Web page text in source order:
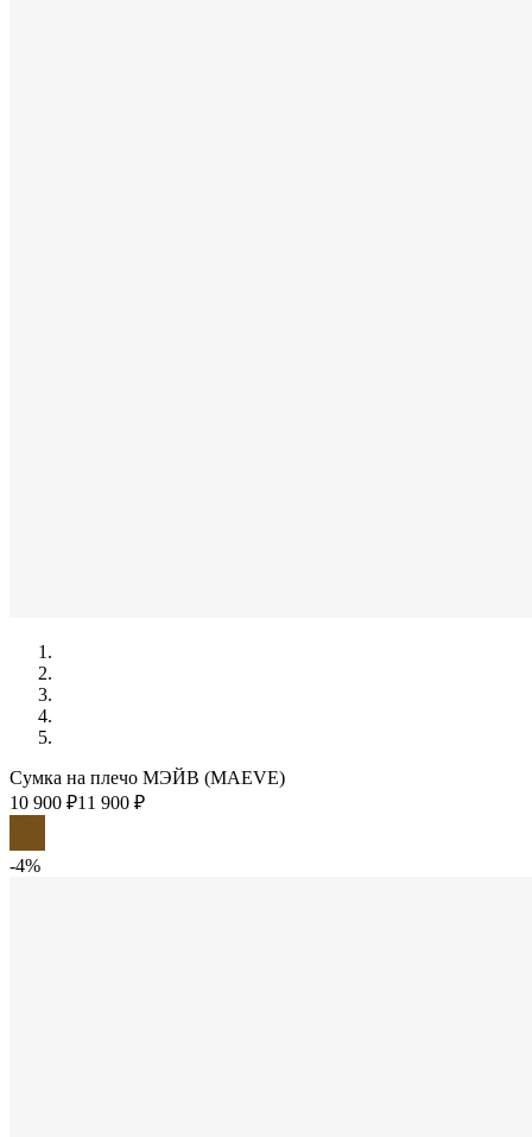
Сумка на плечо МЭЙВ (MAEVE)
10 900 ₽11 900 ₽
-4%